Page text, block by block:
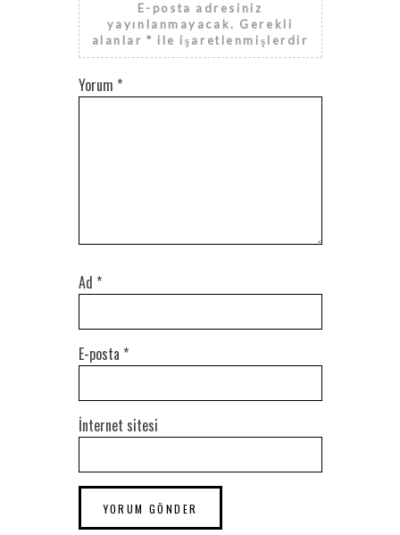
E-posta adresiniz
yayınlanmayacak. Gerekli
alanlar* ile işaretlenmişlerdir
Yorum *
Ad *
E-posta *
İnternet sitesi